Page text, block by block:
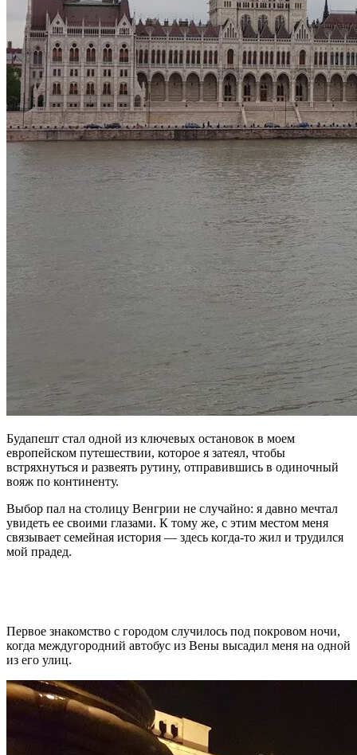
Будапешт стал одной из ключевых остановок в моем
европейском путешествии, которое я затеял, чтобы
встряхнуться и развеять рутину, отправившись в одиночный
вояж по континенту.
Выбор пал на столицу Венгрии не случайно: я давно мечтал
увидеть ее своими глазами. К тому же, с этим местом меня
связывает семейная история — здесь когда-то жил и трудился
мой прадед.
Первое знакомство с городом случилось под покровом ночи,
когда междугородний автобус из Вены высадил меня на одной
из его улиц.